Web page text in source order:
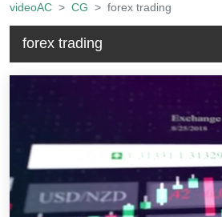
videoAC CG forex trading
forex trading